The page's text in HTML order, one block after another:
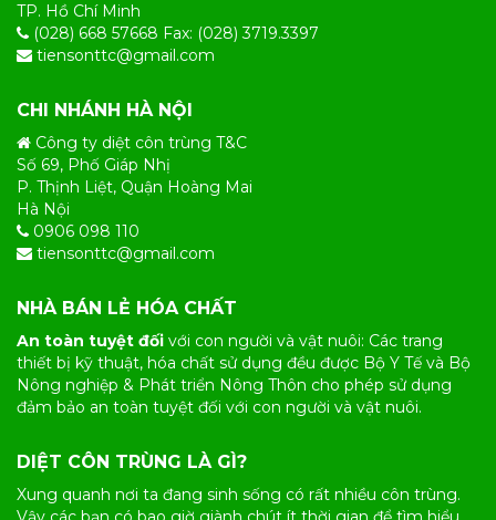
TP. Hồ Chí Minh
(028) 668 57668 Fax: (028) 3719.3397
tiensonttc@gmail.com
CHI NHÁNH HÀ NỘI
Công ty diệt côn trùng T&C
Số 69, Phố Giáp Nhị
P. Thịnh Liệt, Quận Hoàng Mai
Hà Nội
0906 098 110
tiensonttc@gmail.com
NHÀ BÁN LẺ HÓA CHẤT
An toàn tuyệt đối với con người và vật nuôi: Các trang
thiết bị kỹ thuật, hóa chất sử dụng đều được Bộ Y Tế và Bộ
Nông nghiệp & Phát triển Nông Thôn cho phép sử dụng
đảm bảo an toàn tuyệt đối với con người và vật nuôi.
DIỆT CÔN TRÙNG LÀ GÌ?
Xung quanh nơi ta đang sinh sống có rất nhiều côn trùng.